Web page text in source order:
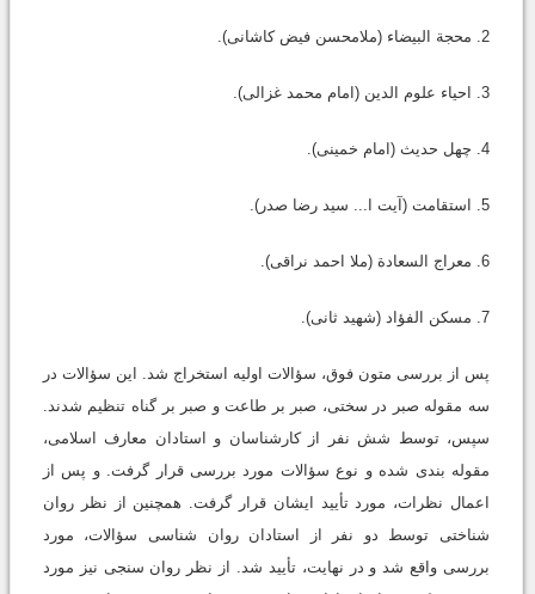
2. محجة البیضاء (ملامحسن فیض کاشانی).
3. احیاء علوم الدین (امام محمد غزالی).
4. چهل حدیث (امام خمینی).
5. استقامت (آیت ا... سید رضا صدر).
6. معراج السعادة (ملا احمد نراقی).
7. مسکن الفؤاد (شهید ثانی).
پس از بررسی متون فوق، سؤالات اولیه استخراج شد. این سؤالات در
سه مقوله صبر در سختی، صبر بر طاعت و صبر بر گناه تنظیم شدند.
سپس، توسط شش نفر از کارشناسان و استادان معارف اسلامی،
مقوله بندی شده و نوع سؤالات مورد بررسی قرار گرفت. و پس از
اعمال نظرات، مورد تأیید ایشان قرار گرفت. همچنین از نظر روان
شناختی توسط دو نفر از استادان روان شناسی سؤالات، مورد
بررسی واقع شد و در نهایت، تأیید شد. از نظر روان سنجی نیز مورد